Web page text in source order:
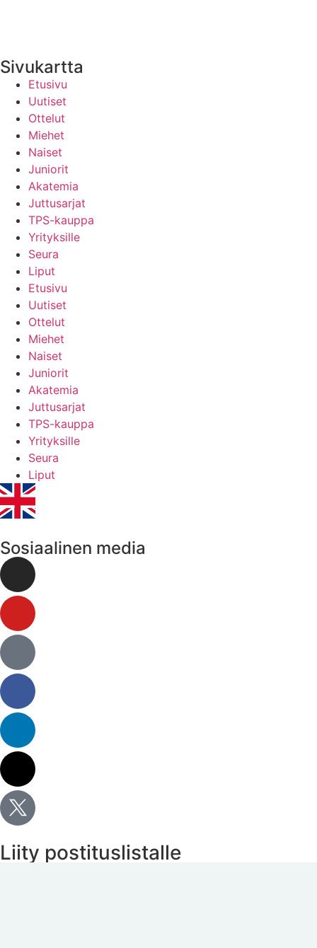
Sivukartta
Etusivu
Uutiset
Ottelut
Miehet
Naiset
Juniorit
Akatemia
Juttusarjat
TPS-kauppa
Yrityksille
Seura
Liput
Etusivu
Uutiset
Ottelut
Miehet
Naiset
Juniorit
Akatemia
Juttusarjat
TPS-kauppa
Yrityksille
Seura
Liput
Sosiaalinen media
Liity postituslistalle